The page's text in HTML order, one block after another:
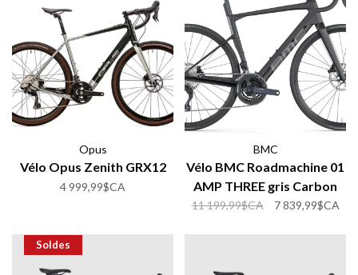
Opus
Vélo Opus Zenith GRX12
4 999,99$CA
BMC
Vélo BMC Roadmachine 01
AMP THREE gris Carbon
54cm
11 199,99$CA 7 839,99$CA
Soldes